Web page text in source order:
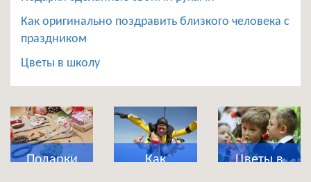
Как оригинально поздравить близкого человека с
праздником
Цветы в школу
Подарки
Как
Цветы в